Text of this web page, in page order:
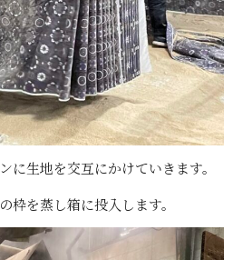
に生地を交互にかけていきます。
枠を蒸し箱に投入します。